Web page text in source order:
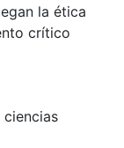
la ética
crítico
ciencias